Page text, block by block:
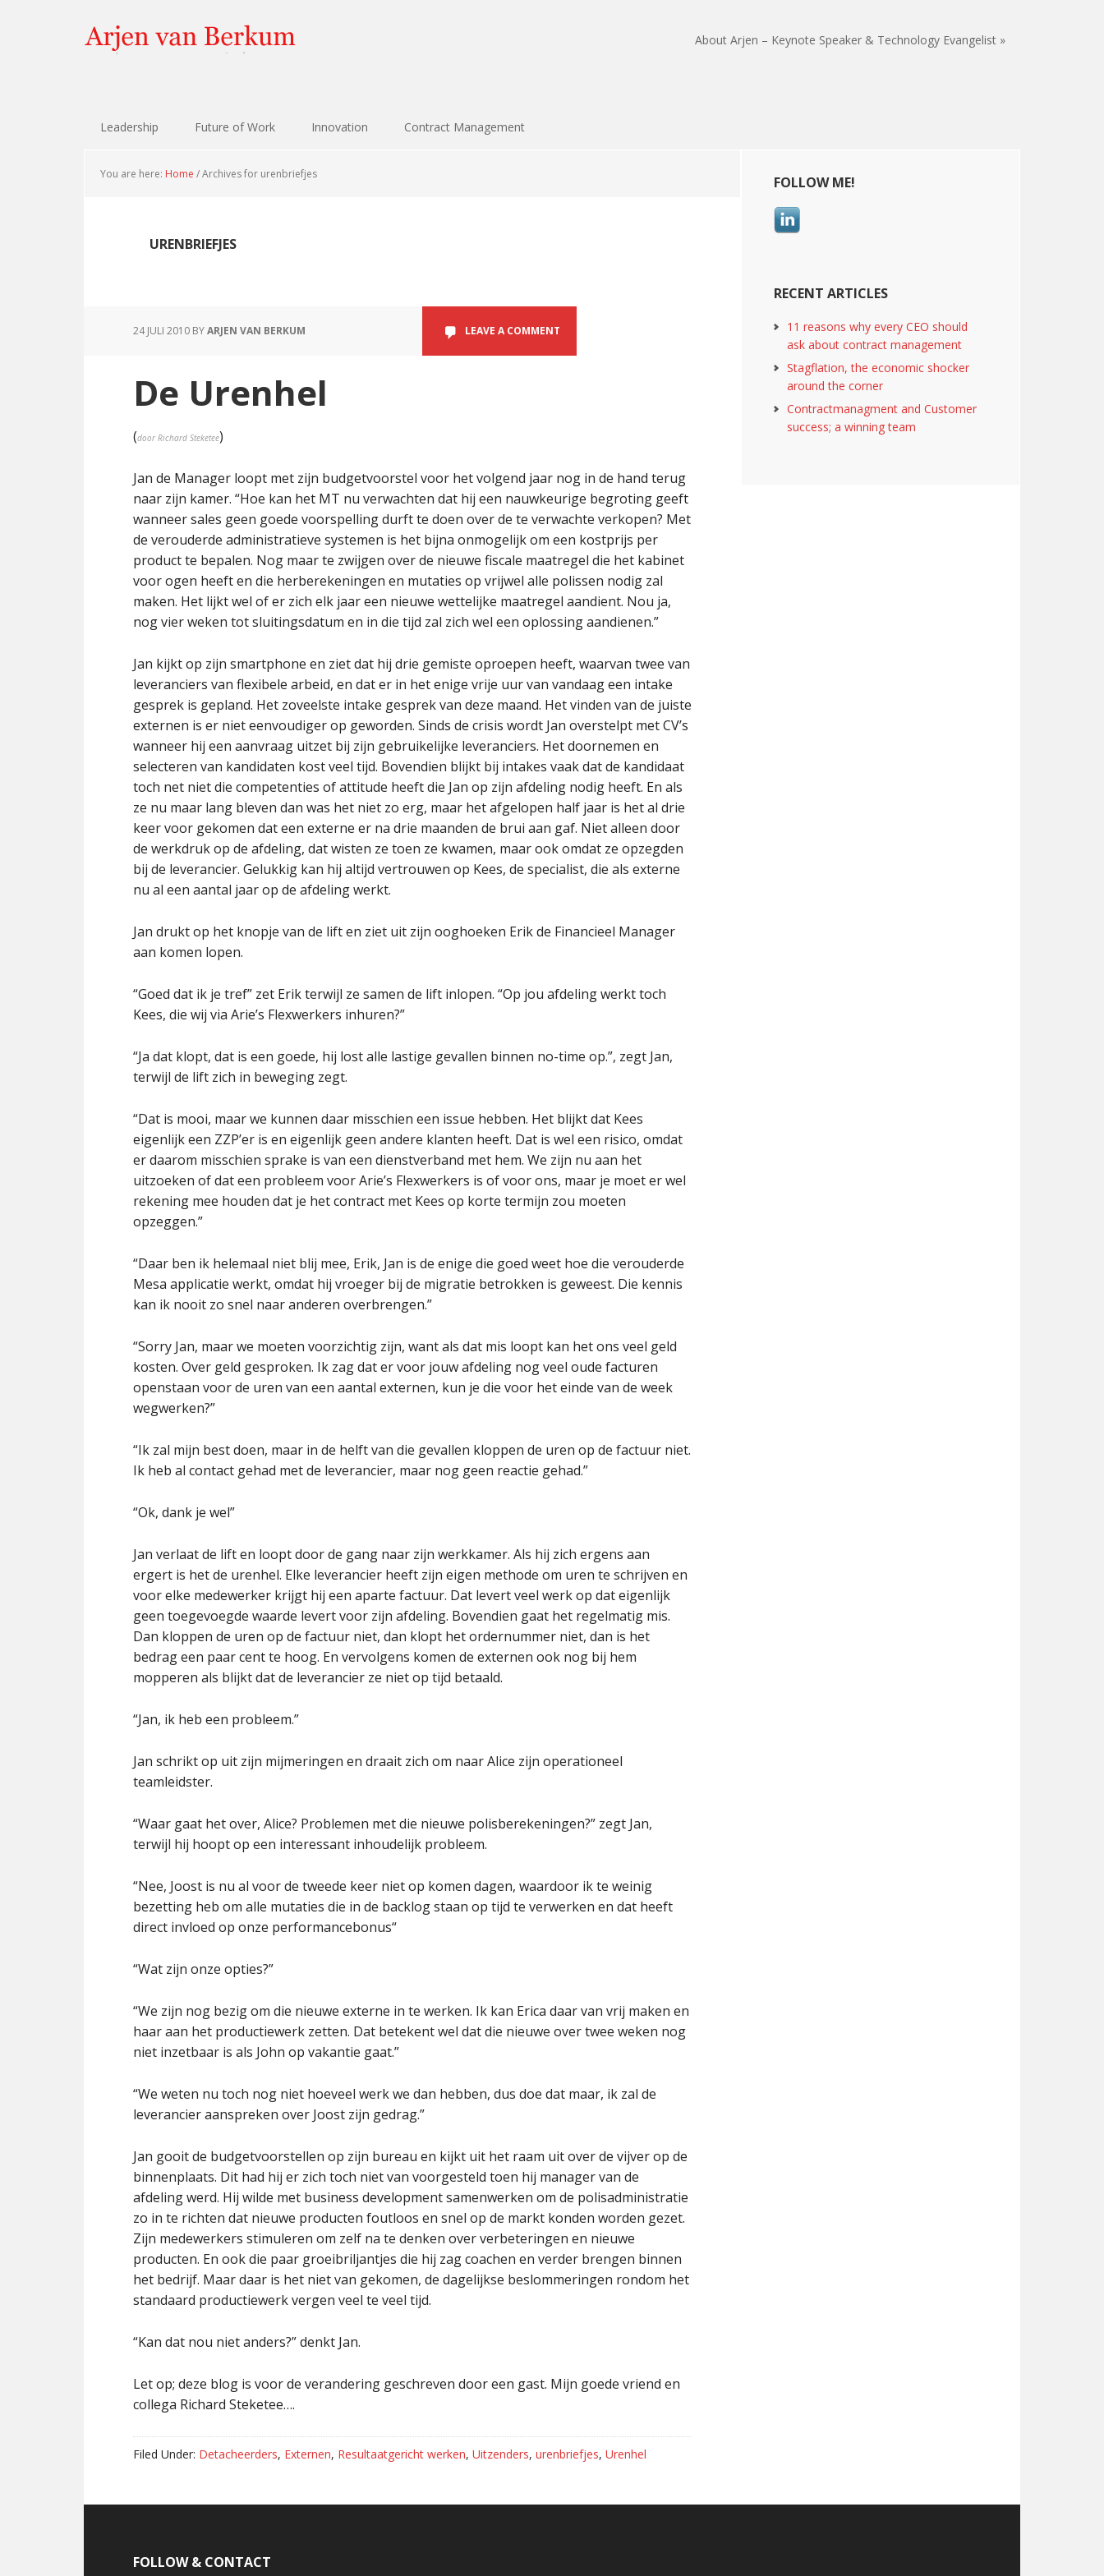
to
primary
to
content
to
primary
to
footer
About Arjen – Keynote Speaker & Technology Evangelist »
Leadership Future of Work Innovation Contract Management
You are here: Home /Archives for urenbriefjes
URENBRIEFJES
24 JULI 2010 BYARJEN VAN BERKUM LEAVE A COMMENT
De Urenhel
(door Richard Steketee)
Jan de Manager loopt met zijn budgetvoorstel voor het volgend jaar nog in de hand terug
naar zijn kamer. “Hoe kan het MT nu verwachten dat hij een nauwkeurige begroting geeft
wanneer sales geen goede voorspelling durft te doen over de te verwachte verkopen? Met
de verouderde administratieve systemen is het bijna onmogelijk om een kostprijs per
product te bepalen. Nog maar te zwijgen over de nieuwe fiscale maatregel die het kabinet
voor ogen heeft en die herberekeningen en mutaties op vrijwel alle polissen nodig zal
maken. Het lijkt wel of er zich elk jaar een nieuwe wettelijke maatregel aandient. Nou ja,
nog vier weken tot sluitingsdatum en in die tijd zal zich wel een oplossing aandienen.”
Jan kijkt op zijn smartphone en ziet dat hij drie gemiste oproepen heeft, waarvan twee van
leveranciers van flexibele arbeid, en dat er in het enige vrije uur van vandaag een intake
gesprek is gepland. Het zoveelste intake gesprek van deze maand. Het vinden van de juiste
externen is er niet eenvoudiger op geworden. Sinds de crisis wordt Jan overstelpt met CV’s
wanneer hij een aanvraag uitzet bij zijn gebruikelijke leveranciers. Het doornemen en
selecteren van kandidaten kost veel tijd. Bovendien blijkt bij intakes vaak dat de kandidaat
toch net niet die competenties of attitude heeft die Jan op zijn afdeling nodig heeft. En als
ze nu maar lang bleven dan was het niet zo erg, maar het afgelopen half jaar is het al drie
keer voor gekomen dat een externe er na drie maanden de brui aan gaf. Niet alleen door
de werkdruk op de afdeling, dat wisten ze toen ze kwamen, maar ook omdat ze opzegden
bij de leverancier. Gelukkig kan hij altijd vertrouwen op Kees, de specialist, die als externe
nu al een aantal jaar op de afdeling werkt.
Jan drukt op het knopje van de lift en ziet uit zijn ooghoeken Erik de Financieel Manager
aan komen lopen.
“Goed dat ik je tref” zet Erik terwijl ze samen de lift inlopen. “Op jou afdeling werkt toch
Kees, die wij via Arie’s Flexwerkers inhuren?”
“Ja dat klopt, dat is een goede, hij lost alle lastige gevallen binnen no-time op.”, zegt Jan,
terwijl de lift zich in beweging zegt.
“Dat is mooi, maar we kunnen daar misschien een issue hebben. Het blijkt dat Kees
eigenlijk een ZZP’er is en eigenlijk geen andere klanten heeft. Dat is wel een risico, omdat
er daarom misschien sprake is van een dienstverband met hem. We zijn nu aan het
uitzoeken of dat een probleem voor Arie’s Flexwerkers is of voor ons, maar je moet er wel
rekening mee houden dat je het contract met Kees op korte termijn zou moeten
opzeggen.”
“Daar ben ik helemaal niet blij mee, Erik, Jan is de enige die goed weet hoe die verouderde
Mesa applicatie werkt, omdat hij vroeger bij de migratie betrokken is geweest. Die kennis
kan ik nooit zo snel naar anderen overbrengen.”
“Sorry Jan, maar we moeten voorzichtig zijn, want als dat mis loopt kan het ons veel geld
kosten. Over geld gesproken. Ik zag dat er voor jouw afdeling nog veel oude facturen
openstaan voor de uren van een aantal externen, kun je die voor het einde van de week
wegwerken?”
“Ik zal mijn best doen, maar in de helft van die gevallen kloppen de uren op de factuur niet.
Ik heb al contact gehad met de leverancier, maar nog geen reactie gehad.”
“Ok, dank je wel”
Jan verlaat de lift en loopt door de gang naar zijn werkkamer. Als hij zich ergens aan
ergert is het de urenhel. Elke leverancier heeft zijn eigen methode om uren te schrijven en
voor elke medewerker krijgt hij een aparte factuur. Dat levert veel werk op dat eigenlijk
geen toegevoegde waarde levert voor zijn afdeling. Bovendien gaat het regelmatig mis.
Dan kloppen de uren op de factuur niet, dan klopt het ordernummer niet, dan is het
bedrag een paar cent te hoog. En vervolgens komen de externen ook nog bij hem
mopperen als blijkt dat de leverancier ze niet op tijd betaald.
“Jan, ik heb een probleem.”
Jan schrikt op uit zijn mijmeringen en draait zich om naar Alice zijn operationeel
teamleidster.
“Waar gaat het over, Alice? Problemen met die nieuwe polisberekeningen?” zegt Jan,
terwijl hij hoopt op een interessant inhoudelijk probleem.
“Nee, Joost is nu al voor de tweede keer niet op komen dagen, waardoor ik te weinig
bezetting heb om alle mutaties die in de backlog staan op tijd te verwerken en dat heeft
direct invloed op onze performancebonus“
“Wat zijn onze opties?”
“We zijn nog bezig om die nieuwe externe in te werken. Ik kan Erica daar van vrij maken en
haar aan het productiewerk zetten. Dat betekent wel dat die nieuwe over twee weken nog
niet inzetbaar is als John op vakantie gaat.”
“We weten nu toch nog niet hoeveel werk we dan hebben, dus doe dat maar, ik zal de
leverancier aanspreken over Joost zijn gedrag.”
Jan gooit de budgetvoorstellen op zijn bureau en kijkt uit het raam uit over de vijver op de
binnenplaats. Dit had hij er zich toch niet van voorgesteld toen hij manager van de
afdeling werd. Hij wilde met business development samenwerken om de polisadministratie
zo in te richten dat nieuwe producten foutloos en snel op de markt konden worden gezet.
Zijn medewerkers stimuleren om zelf na te denken over verbeteringen en nieuwe
producten. En ook die paar groeibriljantjes die hij zag coachen en verder brengen binnen
het bedrijf. Maar daar is het niet van gekomen, de dagelijkse beslommeringen rondom het
standaard productiewerk vergen veel te veel tijd.
“Kan dat nou niet anders?” denkt Jan.
Let op; deze blog is voor de verandering geschreven door een gast. Mijn goede vriend en
collega Richard Steketee….
Filed Under: Detacheerders, Externen, Resultaatgericht werken, Uitzenders, urenbriefjes, Urenhel
Primary
Sidebar
FOLLOW ME!
RECENT ARTICLES
11 reasons why every CEO should
ask about contract management
Stagflation, the economic shocker
around the corner
Contractmanagment and Customer
success; a winning team
FOLLOW & CONTACT